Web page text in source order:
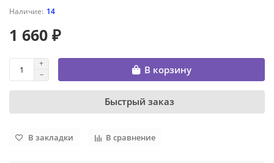
14
1 660 ₽
В корзину
Быстрый заказ
В закладки В сравнение